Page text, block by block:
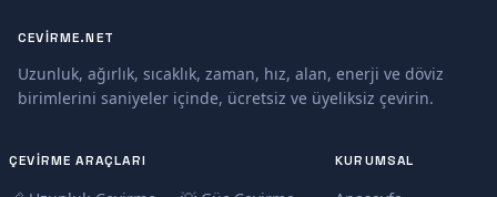
CEVIRME.NET
Uzunluk, ağırlık, sıcaklık, zaman, hız, alan, enerji ve döviz
birimlerini saniyeler içinde, ücretsiz ve üyeliksiz çevirin.
ÇEVIRME ARAÇLARI KURUMSAL